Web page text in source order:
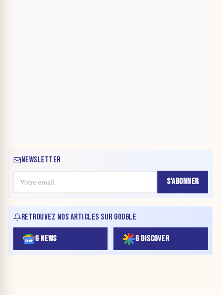
NEWSLETTER
S'ABONNER
RETROUVEZ NOS ARTICLES SUR GOOGLE
G NEWS G DISCOVER